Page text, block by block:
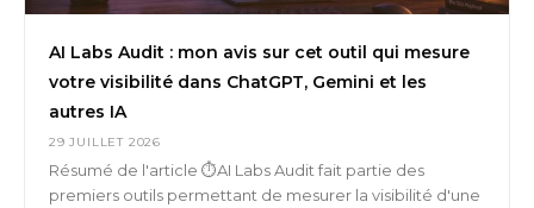
AI Labs Audit : mon avis sur cet outil qui mesure
votre visibilité dans ChatGPT, Gemini et les
autres IA
29 JUILLET 2026
Résumé de l'article ⏱️AI Labs Audit fait partie des
premiers outils permettant de mesurer la visibilité d'une